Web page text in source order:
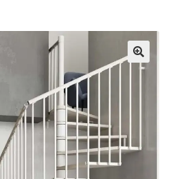
child
il
menu
child
🔍